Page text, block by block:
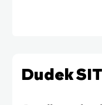
Dudek